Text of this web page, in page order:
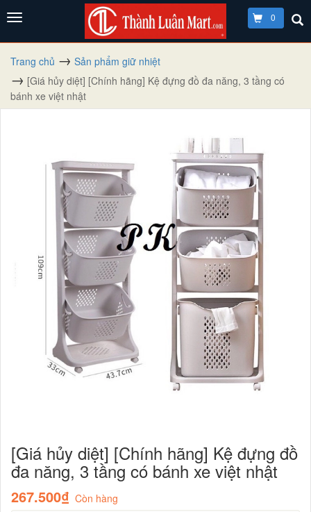
0
Trang chủ
Sản phẩm giữ nhiệt
[Giá hủy diệt] [Chính hãng] Kệ đựng đồ đa năng, 3 tầng có
bánh xe việt nhật
[Giá hủy diệt] [Chính hãng] Kệ đựng đồ
đa năng, 3 tầng có bánh xe việt nhật
267.500₫ Còn hàng